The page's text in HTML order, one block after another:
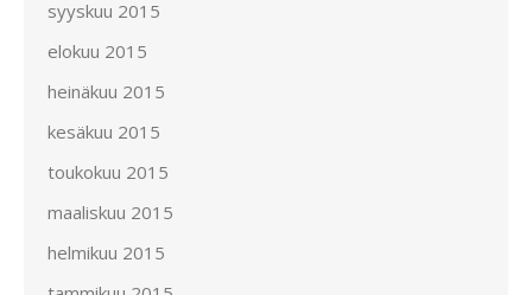
syyskuu 2015
elokuu 2015
heinäkuu 2015
kesäkuu 2015
toukokuu 2015
maaliskuu 2015
helmikuu 2015